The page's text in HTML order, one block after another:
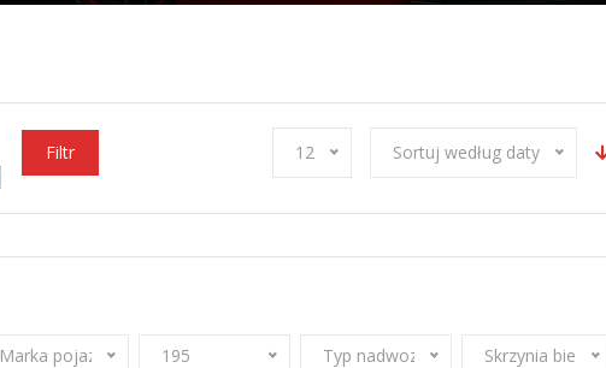
Filtr 12 Sortuj według daty
Marka pojazdu 195 Typ nadwozia Skrzynia biegów